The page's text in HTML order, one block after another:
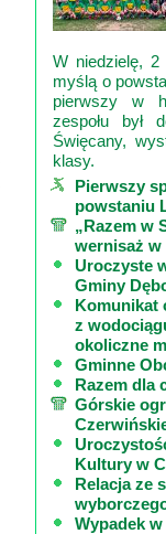
W niedzielę, 2
myślą o
pierwszy w
zespołu był
Święcany,
klasy.
Pierwszy
powstaniu
„Razem w
wernisaż w
Uroczyste
Gminy
Komunikat
z
okoliczne
Gminne
Razem dla
Górskie
Kultury w
Relacja ze
Wypadek